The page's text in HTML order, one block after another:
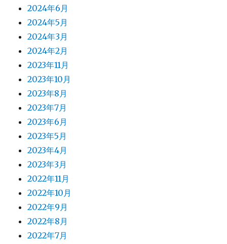
2024年6月
2024年5月
2024年3月
2024年2月
2023年11月
2023年10月
2023年8月
2023年7月
2023年6月
2023年5月
2023年4月
2023年3月
2022年11月
2022年10月
2022年9月
2022年8月
2022年7月